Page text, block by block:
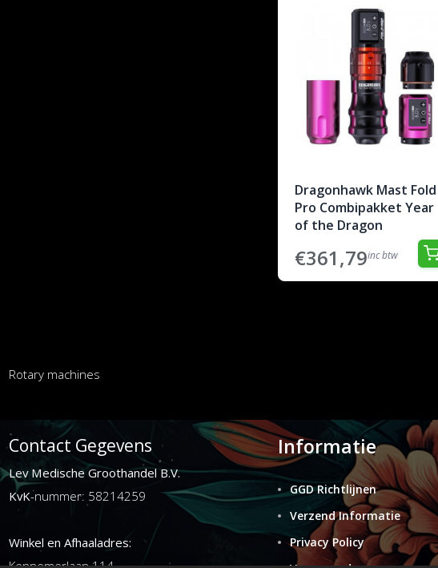
Dragonhawk Mast Fold
Pro Combipakket Year
of the Dragon
€361,79inc btw
Rotary machines
Contact Gegevens
Lev Medische Groothandel B.V.
KvK-nummer: 58214259
Winkel en Afhaaladres:
Informatie
GGD Richtlijnen
Verzend Informatie
Privacy Policy